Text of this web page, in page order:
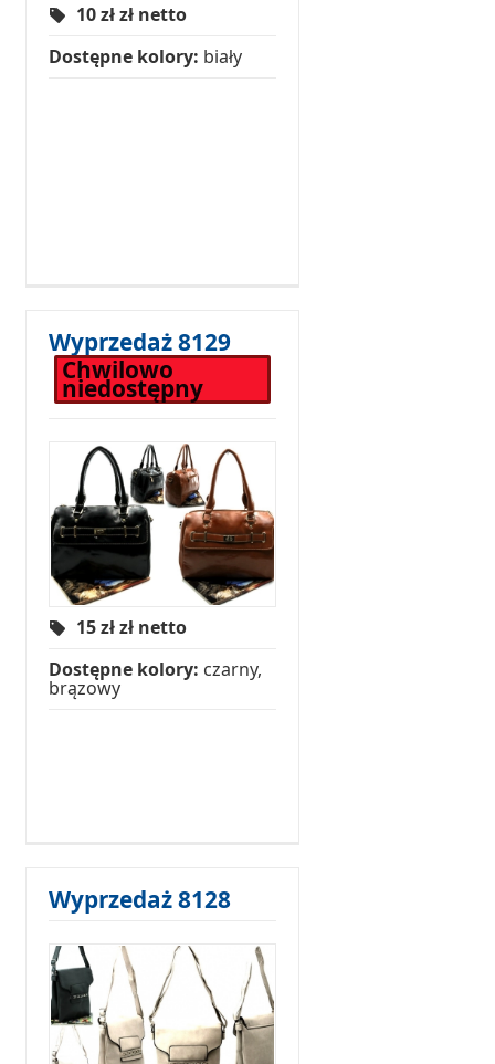
10 złzł netto
Dostępne kolory: biały
Wyprzedaż 8129
Chwilowo
niedostępny
15 złzł netto
Dostępne kolory: czarny,
brązowy
Wyprzedaż 8128